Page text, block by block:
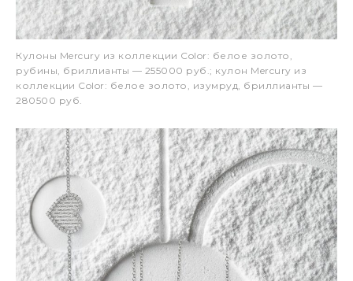
Кулоны Mercury из коллекции Color: белое золото,
рубины, бриллианты — 255000 руб.; кулон Mercury из
коллекции Color: белое золото, изумруд, бриллианты —
280500 руб.